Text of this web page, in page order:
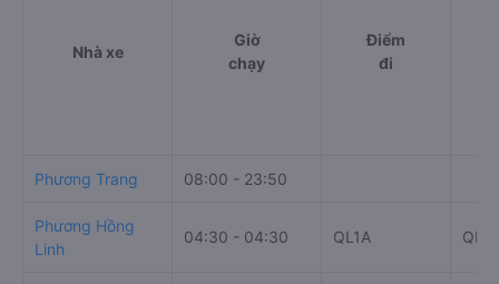
Nhà xe
Giờ
chạy
Điểm
đi
Phương Trang 08:00 - 23:50
Phương Hồng
Linh
04:30 - 04:30 QL1A QL1A